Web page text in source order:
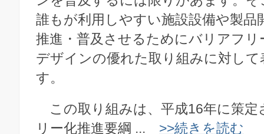
誰もが利用しやすい施設設備や製品
推進・普及させるためにバリアフ
デザインの優れた取り組みに対し
す。
この取り組みは、平成16年に策定
リー化推進要綱 ... >>続きを読む